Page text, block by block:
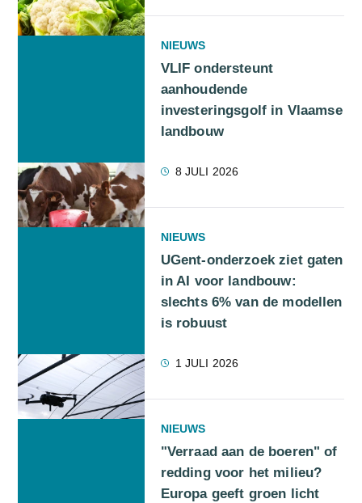
NIEUWS
VLIF ondersteunt
aanhoudende
investeringsgolf in Vlaamse
landbouw
8 JULI 2026
NIEUWS
UGent-onderzoek ziet gaten
in AI voor landbouw:
slechts 6% van de modellen
is robuust
1 JULI 2026
NIEUWS
"Verraad aan de boeren" of
redding voor het milieu?
Europa geeft groen licht